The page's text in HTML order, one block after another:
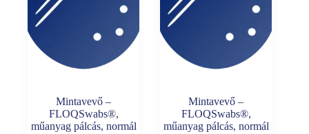
Mintavevő –
FLOQSwabs®,
műanyag pálcás, normál
Mintavevő –
FLOQSwabs®,
műanyag pálcás, normál